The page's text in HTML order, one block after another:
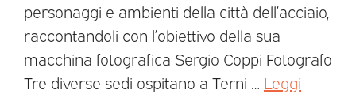
personaggi e ambienti della città dell’acciaio,
raccontandoli con l’obiettivo della sua
macchina fotografica Sergio Coppi Fotografo
Tre diverse sedi ospitano a Terni … Leggi